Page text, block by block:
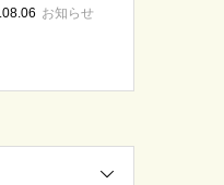
お知らせ